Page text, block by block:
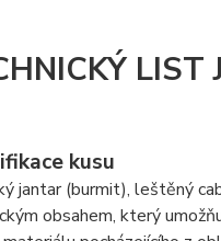
LIST
kusu
jantar (burmit), leštěný
obsahem, který